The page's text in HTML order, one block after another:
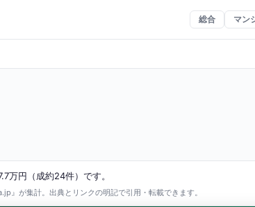
総合 マン
万円（成約24件）です。
』が集計。出典とリンクの明記で引用・転載できます。